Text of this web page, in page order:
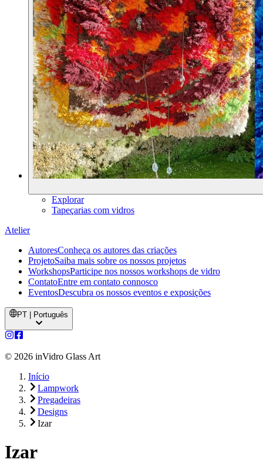
Explorar
Tapeçarias com vidros
Atelier
AutoresConheça os autores das criações
ProjetoSaiba mais sobre os nossos projetos
WorkshopsParticipe nos nossos workshops de vidro
ContatoEntre em contato connosco
EventosDescubra os nossos eventos e exposições
PT | Português
© 2026 inVidro Glass Art
Início
Lampwork
Pregadeiras
Designs
Izar
Izar